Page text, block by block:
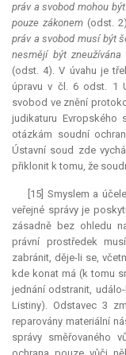
práv a svobod mohou
pouze zákonem (odst.
práv a svobod musí být
nesmějí být
(odst. 4). V úvahu je
úpravu v čl. 6 odst. 1
svobod ve znění
judikaturu
otázkám soudní
Ústavní soud zde
přiklonit k tomu, že
[15] Smyslem a
veřejné správy je
zásadně bez ohledu
právní prostředek
zabránit, děje-li se,
kde konat má (k tomu
jednání odstranit,
Listiny). Odstavec 3
reparovány materiální
správy směřovaného